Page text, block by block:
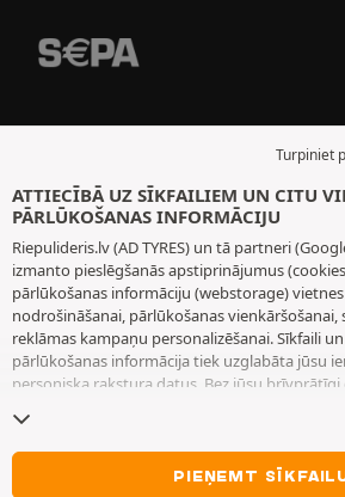
Turpiniet
ATTIECĪBĀ UZ SĪKFAILIEM UN CITU
PĀRLŪKOŠANAS INFORMĀCIJU
Riepulideris.lv (AD TYRES) un tā partneri
izmanto pieslēgšanās apstiprinājumus
pārlūkošanas informāciju (webstorage)
nodrošināšanai, pārlūkošanas
reklāmas kampaņu personalizēšanai. Sīkfaili
pārlūkošanas informācija tiek uzglabāta jūsu
personiska rakstura datus. Bez jūsu
pārlūkošanas informāciju, izņemot to, kas
darbības nodrošināšanai. Mēs saglabājam
laiku periodu. Jūs varat jebkurā brīdī atsaukt
PIEŅEMT